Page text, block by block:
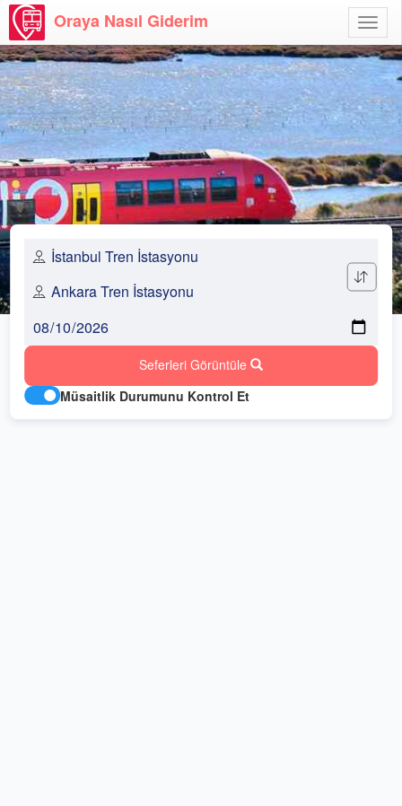
Aç
Oraya Nasıl Giderim
Seferleri Görüntüle
Müsaitlik Durumunu Kontrol Et